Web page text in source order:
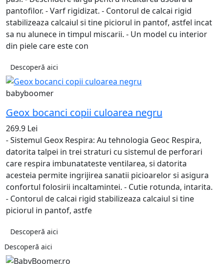
pantofilor. - Varf rigidizat. - Contorul de calcai rigid
stabilizeaza calcaiul si tine piciorul in pantof, astfel incat
sa nu alunece in timpul miscarii. - Un model cu interior
din piele care este con
Descoperă aici
babyboomer
Geox bocanci copii culoarea negru
269.9 Lei
- Sistemul Geox Respira: Au tehnologia Geoc Respira,
datorita talpei in trei straturi cu sistemul de perforari
care respira imbunatateste ventilarea, si datorita
acesteia permite ingrijirea sanatii picioarelor si asigura
confortul folosirii incaltamintei. - Cutie rotunda, intarita.
- Contorul de calcai rigid stabilizeaza calcaiul si tine
piciorul in pantof, astfe
Descoperă aici
Descoperă aici